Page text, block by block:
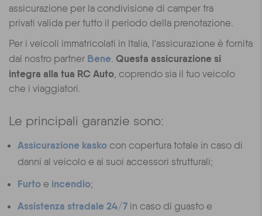
assicurazione per la condivisione di camper tra
privati valida per tutto il periodo della prenotazione.
Per i veicoli immatricolati in Italia, l'assicurazione è fornita
dal nostro partner Bene. Questa assicurazione si
integra alla tua RC Auto, coprendo sia il tuo veicolo
che i viaggiatori.
Le principali garanzie sono:
Assicurazione kasko con copertura totale in caso di
danni al veicolo e ai suoi accessori strutturali;
Furto e incendio;
Assistenza stradale 24/7 in caso di guasto e